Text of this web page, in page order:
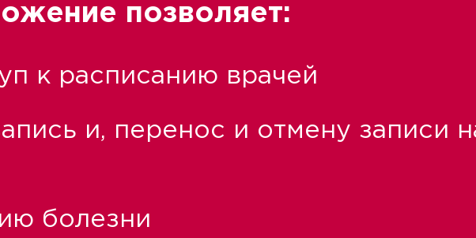
позволяет:
к расписанию врачей
и, перенос и отмену записи
болезни